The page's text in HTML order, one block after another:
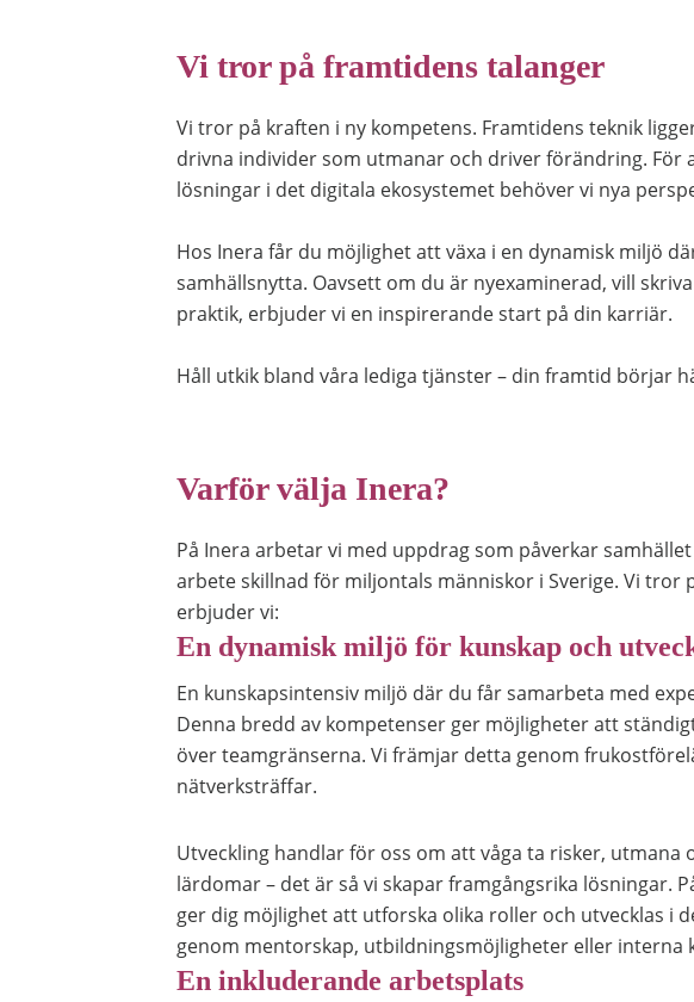
Vi tror på framtidens talanger
Vi tror på kraften i ny kompetens. Framtidens teknik
drivna individer som utmanar och driver förändring. För
lösningar i det digitala ekosystemet behöver vi nya
Hos Inera får du möjlighet att växa i en dynamisk miljö
samhällsnytta. Oavsett om du är nyexaminerad, vill
praktik, erbjuder vi en inspirerande start på din karriär.
Håll utkik bland våra lediga tjänster – din framtid börjar
Varför välja Inera?
På Inera arbetar vi med uppdrag som påverkar
arbete skillnad för miljontals människor i Sverige. Vi tror
erbjuder vi:
En dynamisk miljö för kunskap och
En kunskapsintensiv miljö där du får samarbeta med
Denna bredd av kompetenser ger möjligheter att
över teamgränserna. Vi främjar detta genom
nätverksträffar.
Utveckling handlar för oss om att våga ta risker, utmana
lärdomar – det är så vi skapar framgångsrika lösningar.
ger dig möjlighet att utforska olika roller och utvecklas i
genom mentorskap, utbildningsmöjligheter eller interna
En inkluderande arbetsplats